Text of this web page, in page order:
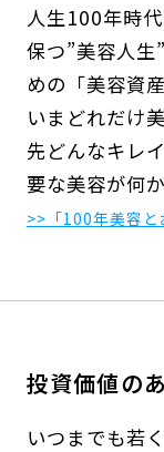
人生100年時
保つ”美容人
めの「美容資
いまどれだけ
先どんなキレ
要な美容が何
>>「100年美容
投資価値の
いつまでも若